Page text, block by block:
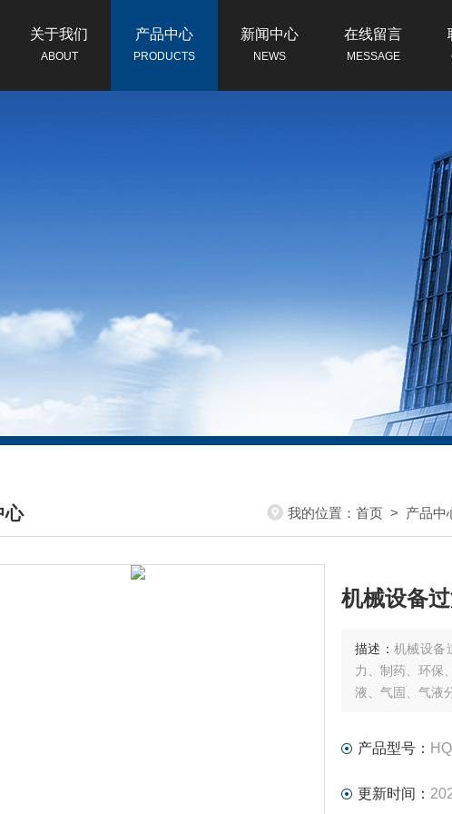
关于我们
ABOUT
产品中心
PRODUCTS
新闻中心
NEWS
在线留言
MESSAGE
心
CENTER
我的位置： 首页 > 产品中
机械设备
描述： 机械设备
力、制药、环保
液、气固、气液
产品型号：
更新时间：